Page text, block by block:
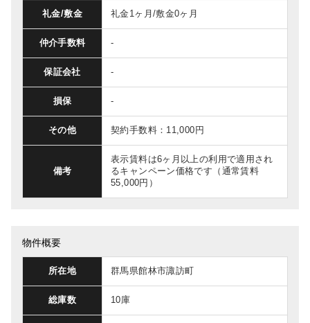
礼金/敷金 礼金1ヶ月/敷金0ヶ月
仲介手数料 -
保証会社 -
損保 -
その他 契約手数料：11,000円
備考
表示賃料は6ヶ月以上の利用で適用され
るキャンペーン価格です（通常賃料
55,000円）
物件概要
所在地 群馬県館林市諏訪町
総庫数 10庫